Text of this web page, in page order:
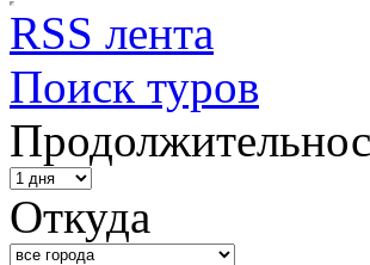
RSS лента
Поиск туров
Откуда